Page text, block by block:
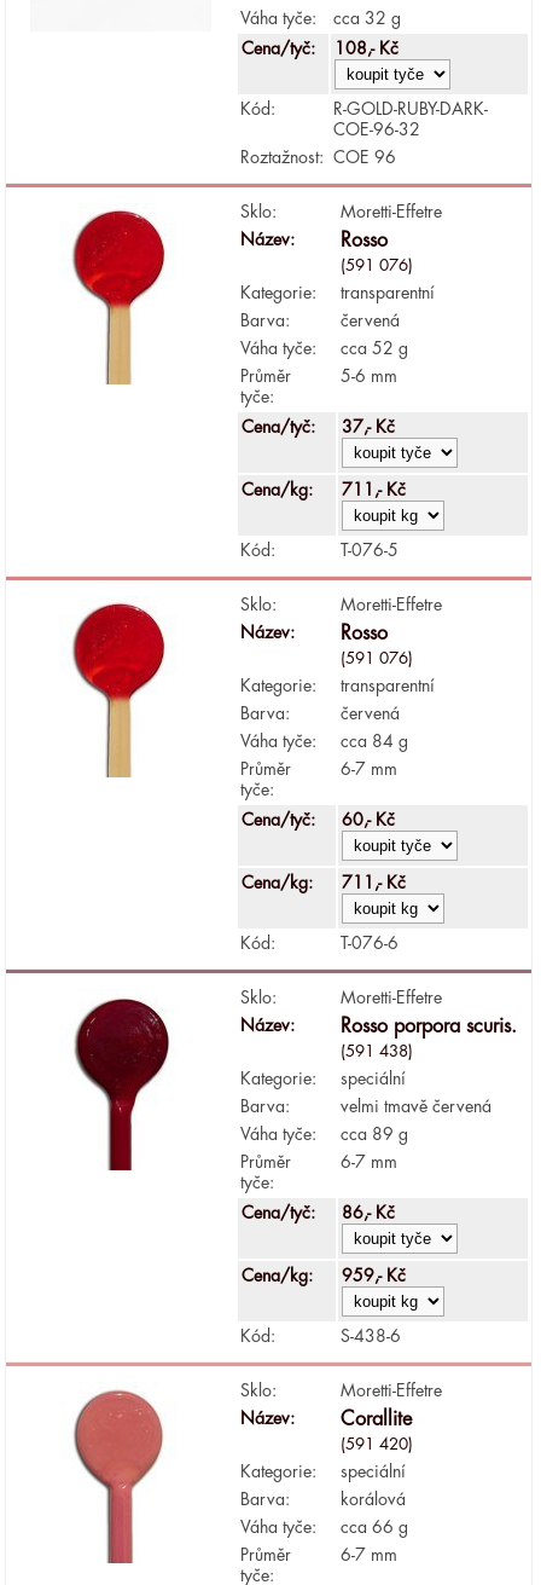
Váha tyče:
cca 32 g
Cena/tyč:
108,- Kč
Kód:
R-GOLD-RUBY-DARK-
COE-96-32
Roztažnost:
COE 96
Sklo:
Moretti-Effetre
Název:
Rosso
(591 076)
Kategorie:
transparentní
Barva:
červená
Váha tyče:
cca 52 g
Průměr
tyče:
5-6 mm
Cena/tyč: 37,- Kč
Cena/kg: 711,- Kč
Kód: T-076-5
Sklo:
Moretti-Effetre
Název:
Rosso
(591 076)
Kategorie:
transparentní
Barva:
červená
Váha tyče:
cca 84 g
Průměr
tyče:
6-7 mm
Cena/tyč: 60,- Kč
Cena/kg: 711,- Kč
Kód: T-076-6
Sklo:
Moretti-Effetre
Název:
Rosso porpora scuris.
(591 438)
Kategorie:
speciální
Barva:
velmi tmavě červená
Váha tyče:
cca 89 g
Průměr
tyče:
6-7 mm
Cena/tyč: 86,- Kč
Cena/kg: 959,- Kč
Kód: S-438-6
Sklo:
Moretti-Effetre
Název:
Corallite
(591 420)
Kategorie:
speciální
Barva:
korálová
Váha tyče:
cca 66 g
Průměr
tyče:
6-7 mm